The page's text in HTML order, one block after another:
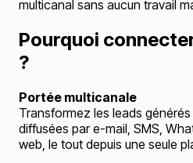
multicanal sans aucun travail
Pourquoi
?
Portée multicanale
Transformez les leads
diffusées par e-mail, SMS,
web, le tout depuis une seule